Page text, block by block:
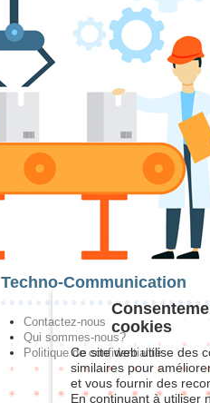
Techno-Communication
Contactez-nous
Qui sommes-nous?
Politique de confidentialité
cookies
Ce site web utilise des
similaires pour
et vous fournir des
En continuant à utiliser